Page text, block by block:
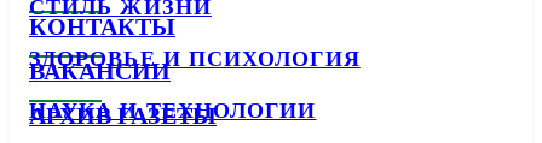
СТИЛЬ ЖИЗНИ
ЗДОРОВЬЕ И ПСИХОЛОГИЯ
НАУКА И ТЕХНОЛОГИИ
КОНТАКТЫ
ВАКАНСИИ
АРХИВ ГАЗЕТЫ